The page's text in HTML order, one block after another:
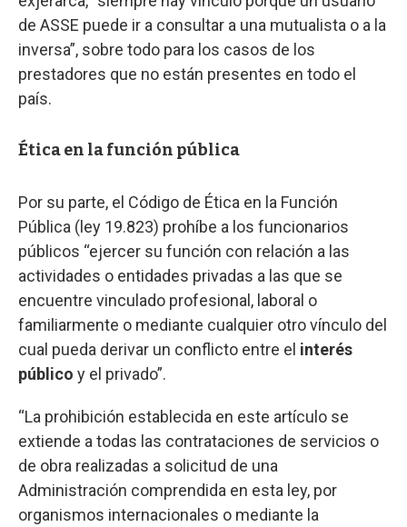
de ASSE puede ir a consultar a una mutualista o a la
inversa”, sobre todo para los casos de los
prestadores que no están presentes en todo el
país.
Ética en la función pública
Por su parte, el Código de Ética en la Función
Pública (ley 19.823) prohíbe a los funcionarios
públicos “ejercer su función con relación a las
actividades o entidades privadas a las que se
encuentre vinculado profesional, laboral o
familiarmente o mediante cualquier otro vínculo del
cual pueda derivar un conflicto entre el interés
público y el privado”.
“La prohibición establecida en este artículo se
extiende a todas las contrataciones de servicios o
de obra realizadas a solicitud de una
Administración comprendida en esta ley, por
organismos internacionales o mediante la